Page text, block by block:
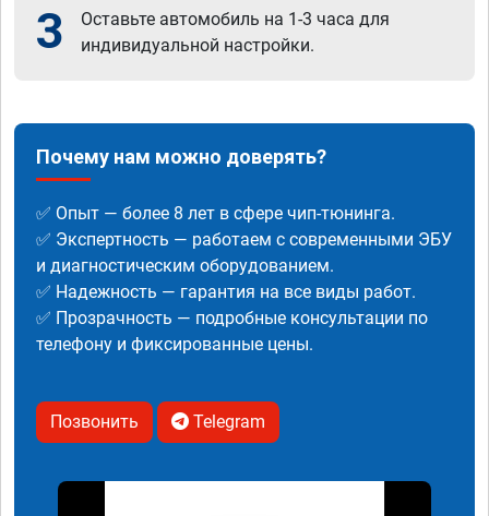
3
Оставьте автомобиль на 1-3 часа для
индивидуальной настройки.
Почему нам можно доверять?
✅ Опыт — более 8 лет в сфере чип-тюнинга.
✅ Экспертность — работаем с современными ЭБУ
и диагностическим оборудованием.
✅ Надежность — гарантия на все виды работ.
✅ Прозрачность — подробные консультации по
телефону и фиксированные цены.
Позвонить Telegram